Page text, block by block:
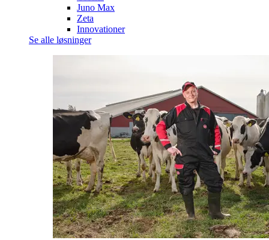
Juno Max
Zeta
Innovationer
Se alle løsninger